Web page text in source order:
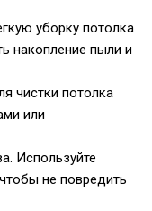
уборку потолка
накопление пыли и
чистки потолка
или
Используйте
не повредить